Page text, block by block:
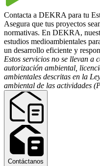
Contacta a DEKRA para tu
Asegura que tus proyectos
normativas. En DEKRA,
estudios medioambientales
un desarrollo eficiente y
Estos servicios no se llevan a
autorización ambiental,
ambientales descritas en la
ambiental de las actividades
Contáctanos